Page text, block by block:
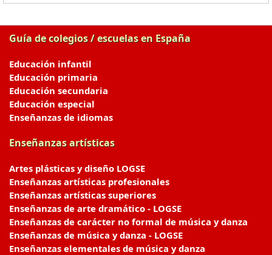
Guía de colegios / escuelas en España
Educación infantil
Educación primaria
Educación secundaria
Educación especial
Enseñanzas de idiomas
Enseñanzas artísticas
Artes plásticas y diseño LOGSE
Enseñanzas artísticas profesionales
Enseñanzas artísticas superiores
Enseñanzas de arte dramático - LOGSE
Enseñanzas de carácter no formal de música y danza
Enseñanzas de música y danza - LOGSE
Enseñanzas elementales de música y danza